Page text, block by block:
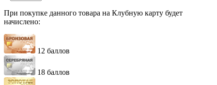
При покупке данного товара на Клубную карту будет
начислено:
12 баллов
18 баллов